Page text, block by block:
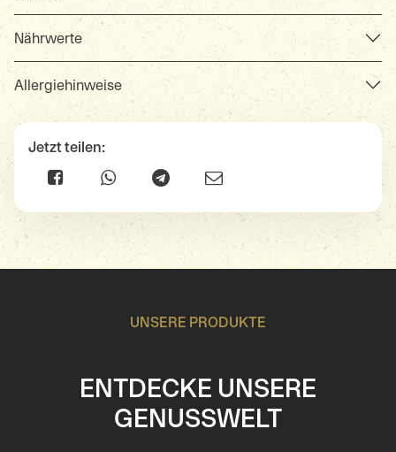
Nährwerte
Allergiehinweise
Jetzt teilen:
UNSERE PRODUKTE
ENTDECKE UNSERE
GENUSSWELT